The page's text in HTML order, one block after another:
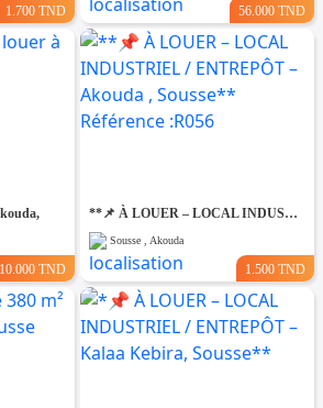
1.700 TND 56.000 TND
10.000 TND
**📌 À LOUER – LOCAL INDUSTRIEL / ENTREPÔT – Akouda , Sousse** Référence :R056
Sousse , Akouda
1.500 TND